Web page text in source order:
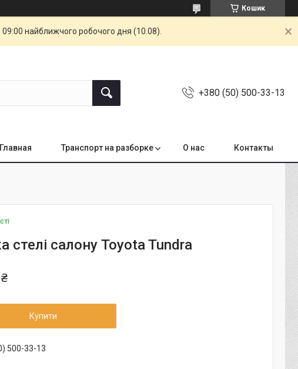
Кошик
найближчого робочого дня (10.08).
+380 (50) 500-33-13
Главная Транспорт на разборке О нас Контакты
стелі салону Toyota Tundra
Купити
500-33-13